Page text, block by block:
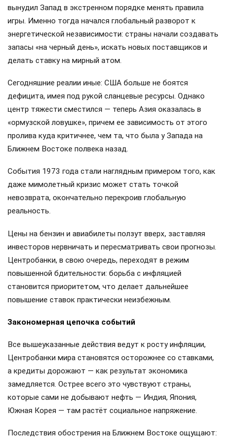
вынудил Запад в экстренном порядке менять правила
игры. Именно тогда начался глобальный разворот к
энергетической независимости: страны начали создавать
запасы «на черный день», искать новых поставщиков и
делать ставку на мирный атом.
Сегодняшние реалии иные: США больше не боятся
дефицита, имея под рукой сланцевые ресурсы. Однако
центр тяжести сместился — теперь Азия оказалась в
«ормузской ловушке», причем ее зависимость от этого
пролива куда критичнее, чем та, что была у Запада на
Ближнем Востоке полвека назад.
События 1973 года стали наглядным примером того, как
даже мимолетный кризис может стать точкой
невозврата, окончательно перекроив глобальную
реальность.
Цены на бензин и авиабилеты ползут вверх, заставляя
инвесторов нервничать и пересматривать свои прогнозы.
Центробанки, в свою очередь, переходят в режим
повышенной бдительности: борьба с инфляцией
становится приоритетом, что делает дальнейшее
повышение ставок практически неизбежным.
Закономерная цепочка событий
Все вышеуказанные действия ведут к росту инфляции,
Центробанки мира становятся осторожнее со ставками,
а кредиты дорожают — как результат экономика
замедляется. Острее всего это чувствуют страны,
которые сами не добывают нефть — Индия, Япония,
Южная Корея — там растёт социальное напряжение.
Последствия обострения на Ближнем Востоке ощущают: